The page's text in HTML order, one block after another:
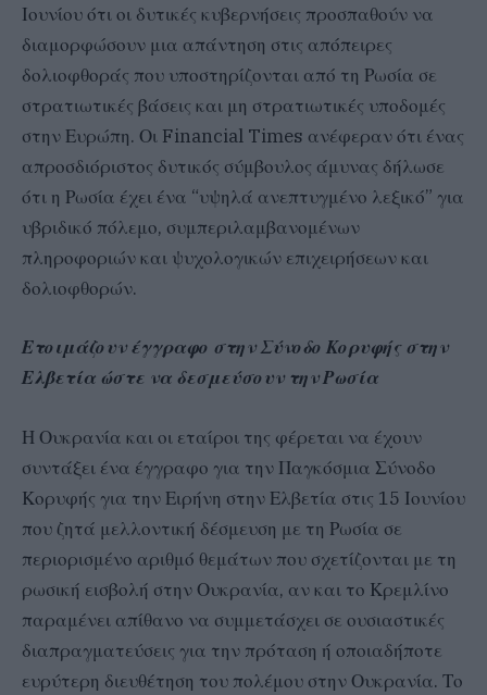
Ιουνίου ότι οι δυτικές κυβερνήσεις προσπαθούν να
διαμορφώσουν μια απάντηση στις απόπειρες
δολιοφθοράς που υποστηρίζονται από τη Ρωσία σε
στρατιωτικές βάσεις και μη στρατιωτικές υποδομές
στην Ευρώπη. Οι Financial Times ανέφεραν ότι ένας
απροσδιόριστος δυτικός σύμβουλος άμυνας δήλωσε
ότι η Ρωσία έχει ένα “υψηλά ανεπτυγμένο λεξικό” για
υβριδικό πόλεμο, συμπεριλαμβανομένων
πληροφοριών και ψυχολογικών επιχειρήσεων και
δολιοφθορών.
Ετοιμάζουν έγγραφο στην Σύνοδο Κορυφής στην
Ελβετία ώστε να δεσμεύσουν την Ρωσία
Η Ουκρανία και οι εταίροι της φέρεται να έχουν
συντάξει ένα έγγραφο για την Παγκόσμια Σύνοδο
Κορυφής για την Ειρήνη στην Ελβετία στις 15 Ιουνίου
που ζητά μελλοντική δέσμευση με τη Ρωσία σε
περιορισμένο αριθμό θεμάτων που σχετίζονται με τη
ρωσική εισβολή στην Ουκρανία, αν και το Κρεμλίνο
παραμένει απίθανο να συμμετάσχει σε ουσιαστικές
διαπραγματεύσεις για την πρόταση ή οποιαδήποτε
ευρύτερη διευθέτηση του πολέμου στην Ουκρανία. Το